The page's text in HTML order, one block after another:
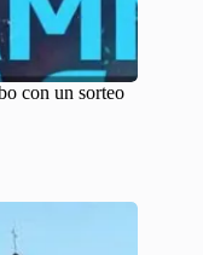
con un sorteo